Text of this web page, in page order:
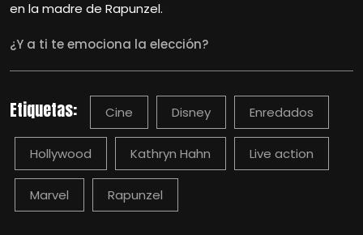
en la madre de Rapunzel.
¿Y a ti te emociona la elección?
Etiquetas: Cine Disney Enredados
Hollywood Kathryn Hahn Live action
Marvel Rapunzel